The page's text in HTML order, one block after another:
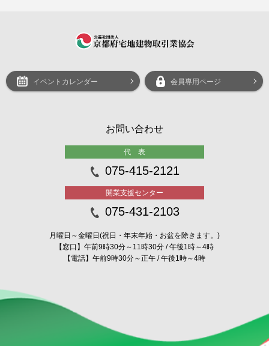
イベントカレンダー 会員専用ページ
お問い合わせ
代 表
075-415-2121
開業支援センター
075-431-2103
月曜日～金曜日(祝日・年末年始・お盆を除きます。)
【窓口】午前9時30分～11時30分 / 午後1時～4時
【電話】午前9時30分～正午 / 午後1時～4時